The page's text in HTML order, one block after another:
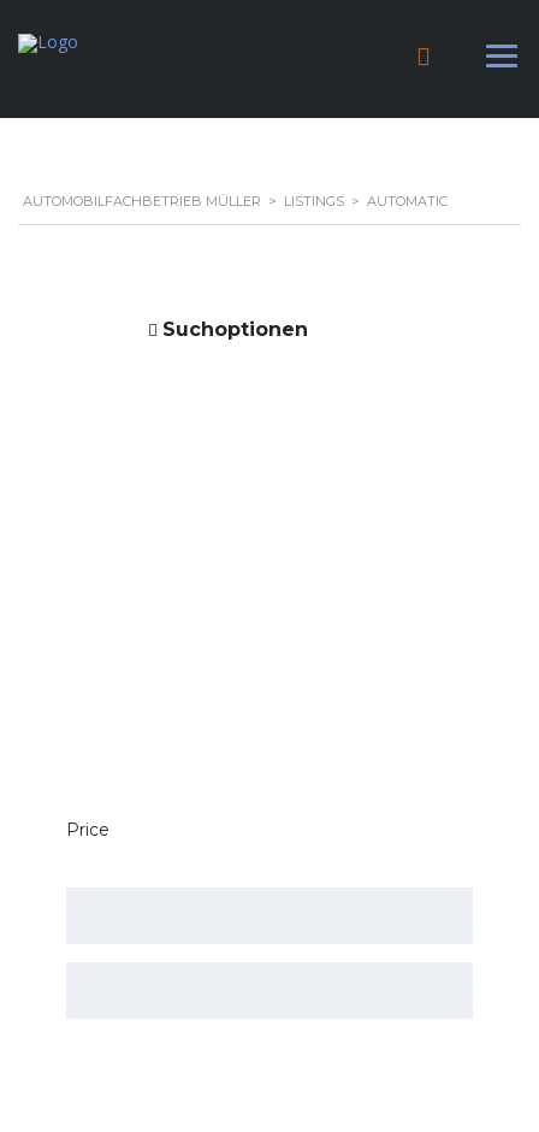
AUTOMOBILFACHBETRIEB MÜLLER > LISTINGS > AUTOMATIC
Suchoptionen
Price